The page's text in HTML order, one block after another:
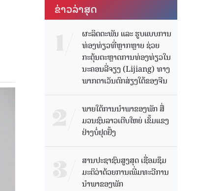
ຂ່າວ​ລ່າ​ສຸດ
ຜະລິດຕະພັນ ແລະ ຮູບແບບການ
ທ່ອງທ່ຽວທີ່ຫຼາກຫຼາຍ ຊ່ວຍ
ກະຕຸ້ນຕະຫຼາດການທ່ອງທ່ຽວໃນ
ນະຄອນລີ່ຈຽງ (Lijiang) ທາງ
ພາກຕາເວັນຕົກສ່ຽງໃຕ້ຂອງຈີນ
ພາຍໃຕ້ການນໍາພາຂອງພັກ ສື່
ມວນຊົນລາວເຕີບໃຫຍ່ ເຂັ້ມແຂງ
ຢ່າງບໍ່ຢຸດຢັ້ງ
ສານປະຊາຊົນສູງສຸດ ເຊື່ອມຊຶມ
ມະຕິວ່າດ້ວຍການເພີ່ມທະວີການ
ນຳພາຂອງພັກ